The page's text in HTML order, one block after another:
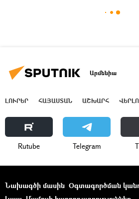
Արմենիա
ԼՈՒՐԵՐ ՀԱՅԱՍՏԱՆ ԱՇԽԱՐՀ
Rutube Telegram
Նախագծի մասին Օգտագործման